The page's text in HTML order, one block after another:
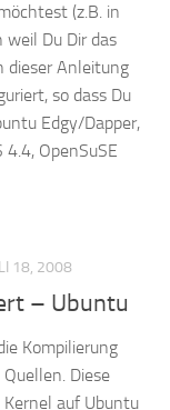
(z.B. in
Du Dir das
dieser Anleitung
so dass Du
Edgy/Dapper,
OpenSuSE
18, 2008
– Ubuntu
Kompilierung
Diese
auf Ubuntu